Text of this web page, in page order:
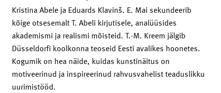
Kristina Abele ja Eduards Klavinš. E. Mai sekundeerib
kõige otsesemalt T. Abeli kirjutisele, analüüsides
akademismi ja realismi mõisteid. T.-M. Kreem jälgib
Düsseldorfi koolkonna teoseid Eesti avalikes hoonetes.
Kogumik on hea näide, kuidas kunstinäitus on
motiveerinud ja inspireerinud rahvusvahelist teaduslikku
uurimistööd.